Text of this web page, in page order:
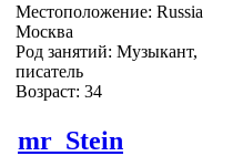
Местоположение: Russia
Москва
Род занятий: Музыкант,
писатель
Возраст: 34
mr_Stein